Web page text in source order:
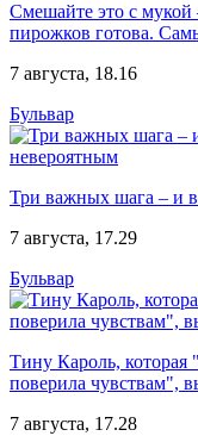
Смешайте это с мукой
пирожков готова.
7 августа, 18.16
Бульвар
Три важных шага – и
7 августа, 17.29
Бульвар
Тину Кароль, которая
поверила чувствам",
7 августа, 17.28